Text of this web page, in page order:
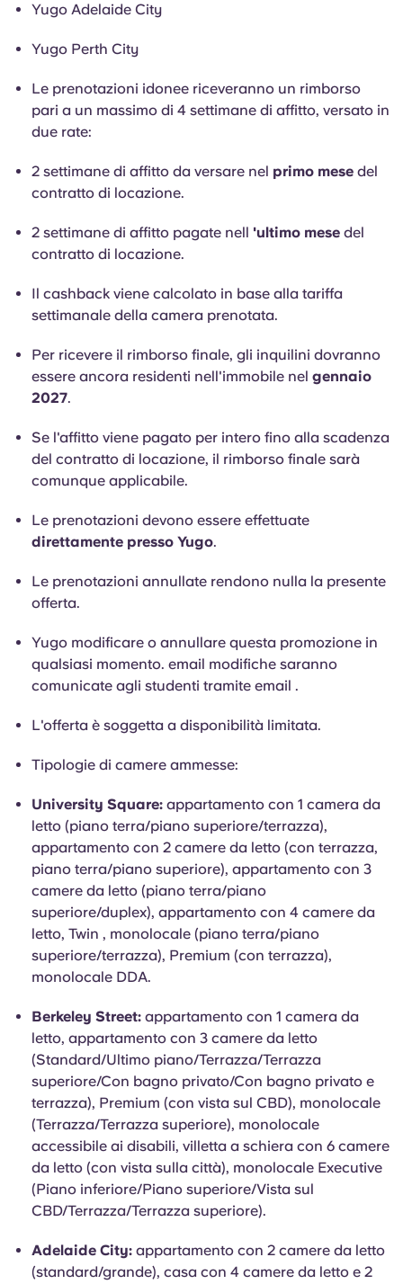
French
Yugo Adelaide City
Yugo Perth City
Le prenotazioni idonee riceveranno un rimborso
pari a un massimo di 4 settimane di affitto, versato in
due rate:
2 settimane di affitto da versare nel primo mese del
contratto di locazione.
2 settimane di affitto pagate nell 'ultimo mese del
contratto di locazione.
Il cashback viene calcolato in base alla tariffa
settimanale della camera prenotata.
Per ricevere il rimborso finale, gli inquilini dovranno
essere ancora residenti nell'immobile nel gennaio
2027.
Se l'affitto viene pagato per intero fino alla scadenza
del contratto di locazione, il rimborso finale sarà
comunque applicabile.
Le prenotazioni devono essere effettuate
direttamente presso Yugo.
Le prenotazioni annullate rendono nulla la presente
offerta.
Yugo modificare o annullare questa promozione in
qualsiasi momento. email modifiche saranno
comunicate agli studenti tramite email .
L'offerta è soggetta a disponibilità limitata.
Tipologie di camere ammesse:
University Square: appartamento con 1 camera da
letto (piano terra/piano superiore/terrazza),
appartamento con 2 camere da letto (con terrazza,
piano terra/piano superiore), appartamento con 3
camere da letto (piano terra/piano
superiore/duplex), appartamento con 4 camere da
letto, Twin , monolocale (piano terra/piano
superiore/terrazza), Premium (con terrazza),
monolocale DDA.
Berkeley Street: appartamento con 1 camera da
letto, appartamento con 3 camere da letto
(Standard/Ultimo piano/Terrazza/Terrazza
superiore/Con bagno privato/Con bagno privato e
terrazza), Premium (con vista sul CBD), monolocale
(Terrazza/Terrazza superiore), monolocale
accessibile ai disabili, villetta a schiera con 6 camere
da letto (con vista sulla città), monolocale Executive
(Piano inferiore/Piano superiore/Vista sul
CBD/Terrazza/Terrazza superiore).
Adelaide City: appartamento con 2 camere da letto
(standard/grande), casa con 4 camere da letto e 2